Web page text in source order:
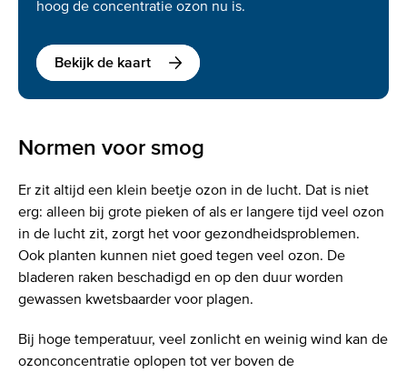
hoog de concentratie ozon nu is.
Bekijk de kaart
Normen voor smog
Er zit altijd een klein beetje ozon in de lucht. Dat is niet
erg: alleen bij grote pieken of als er langere tijd veel ozon
in de lucht zit, zorgt het voor gezondheidsproblemen.
Ook planten kunnen niet goed tegen veel ozon. De
bladeren raken beschadigd en op den duur worden
gewassen kwetsbaarder voor plagen.
Bij hoge temperatuur, veel zonlicht en weinig wind kan de
ozonconcentratie oplopen tot ver boven de